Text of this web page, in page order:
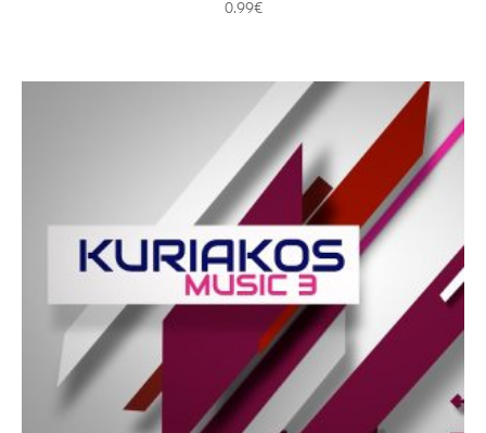
0.99€